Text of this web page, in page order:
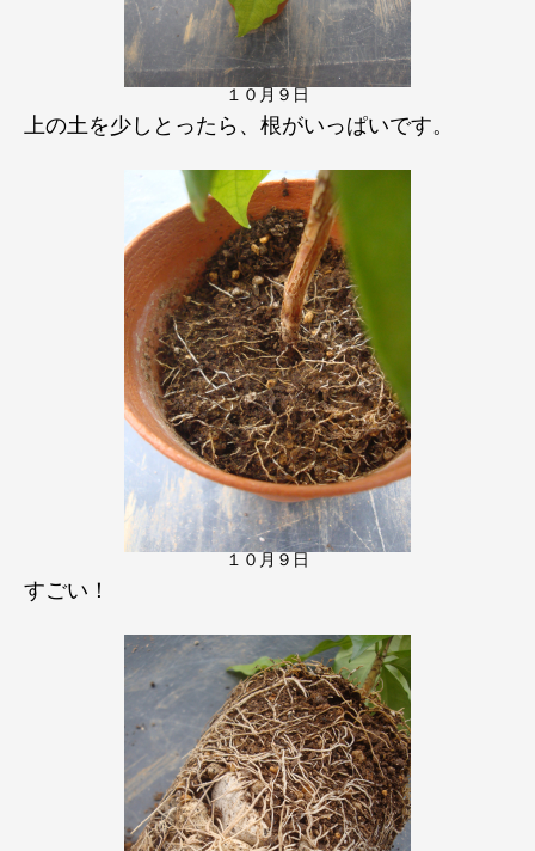
１０月９日
上の土を少しとったら、根がいっぱいです。
１０月９日
すごい！